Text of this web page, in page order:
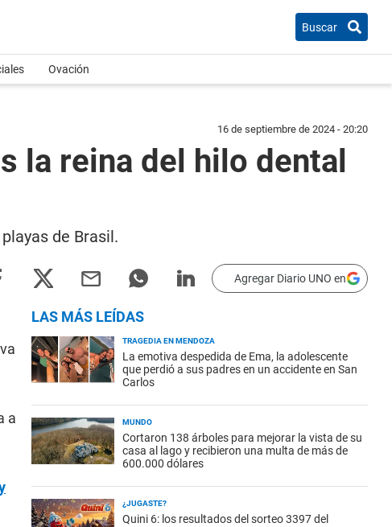
Buscar
Ovación
16 de septiembre de 2024 - 20:20
la reina del hilo dental
de Brasil.
Agregar Diario UNO en
a
LAS MÁS LEÍDAS
TRAGEDIA EN MENDOZA
La emotiva despedida de Ema, la adolescente
que perdió a sus padres en un accidente en San
Carlos
MUNDO
Cortaron 138 árboles para mejorar la vista de su
casa al lago y recibieron una multa de más de
600.000 dólares
¿JUGASTE?
Quini 6: los resultados del sorteo 3397 del